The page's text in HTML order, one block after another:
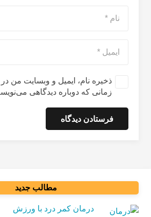
ذخیره نام، ایمیل و وبسایت من
زمانی که دوباره دیدگاهی
فرستادن دیدگاه
مطالب جدید
درمان کمر درد با ورزش